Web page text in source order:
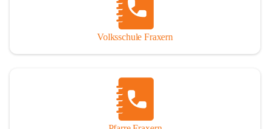
Volksschule Fraxern